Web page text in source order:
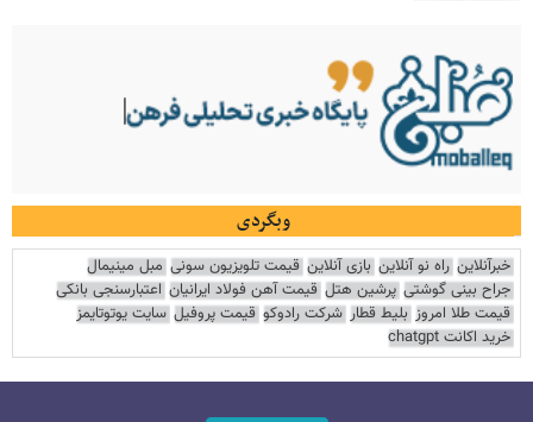
وبگردی
خبرآنلاین راه نو آنلاین بازی آنلاین قیمت تلویزیون سونی مبل مینیمال
جراح بینی گوشتی پرشین هتل قیمت آهن فولاد ایرانیان اعتبارسنجی بانکی
قیمت طلا امروز بلیط قطار شرکت رادوکو قیمت پروفیل سایت یوتوتایمز
خرید اکانت chatgpt